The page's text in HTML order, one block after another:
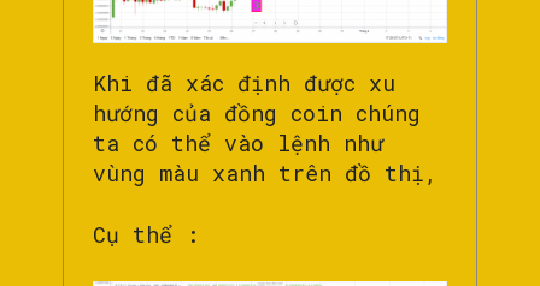
Khi đã xác định được xu
hướng của đồng coin chúng
ta có thể vào lệnh như
vùng màu xanh trên đồ thị,
Cụ thể :